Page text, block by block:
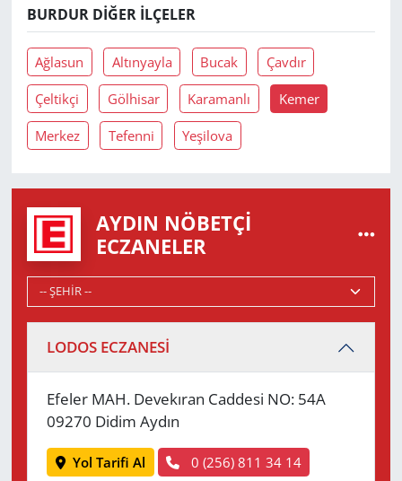
BURDUR DIĞER İLÇELER
Ağlasun Altınyayla Bucak Çavdır
Çeltikçi Gölhisar Karamanlı Kemer
Merkez Tefenni Yeşilova
AYDIN NÖBETÇI
ECZANELER
LODOS ECZANESİ
Efeler MAH. Devekıran Caddesi NO: 54A
09270 Didim Aydın
Yol Tarifi Al 0 (256) 811 34 14